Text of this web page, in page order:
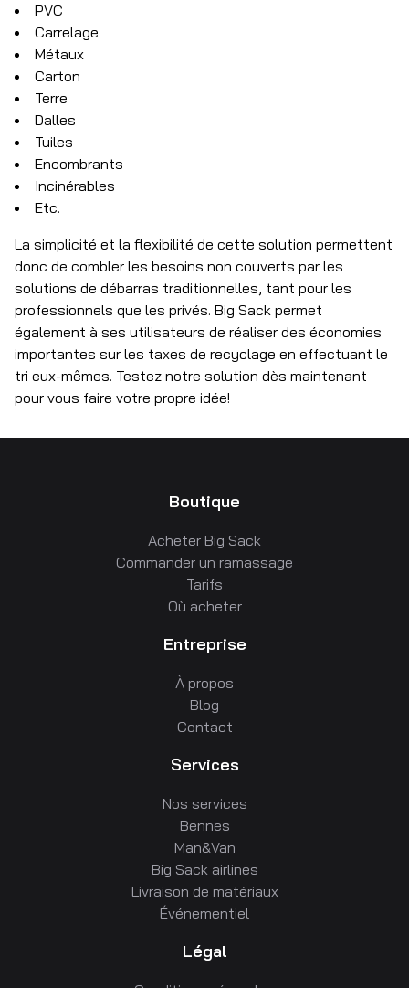
PVC
Carrelage
Métaux
Carton
Terre
Dalles
Tuiles
Encombrants
Incinérables
Etc.
La simplicité et la flexibilité de cette solution permettent
donc de combler les besoins non couverts par les
solutions de débarras traditionnelles, tant pour les
professionnels que les privés. Big Sack permet
également à ses utilisateurs de réaliser des économies
importantes sur les taxes de recyclage en effectuant le
tri eux-mêmes. Testez notre solution dès maintenant
pour vous faire votre propre idée!
Boutique
Acheter Big Sack
Commander un ramassage
Tarifs
Où acheter
Entreprise
À propos
Blog
Contact
Services
Nos services
Bennes
Man&Van
Big Sack airlines
Livraison de matériaux
Événementiel
Légal